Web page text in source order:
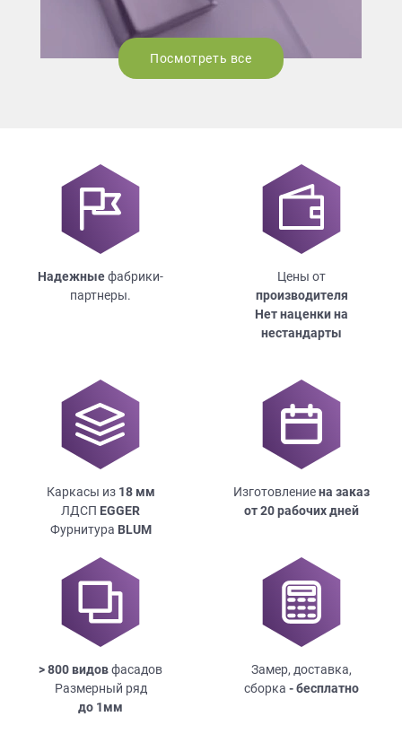
Посмотреть все
Надежныефабрики-
партнеры.
Цены от
производителя
Нет наценки на
нестандарты
Каркасы из 18мм
ЛДСП EGGER
Фурнитура BLUM
Изготовлениена заказ
от 20 рабочих дней
> 800 видовфасадов
Размерный ряд
до 1мм
Замер, доставка,
сборка - бесплатно